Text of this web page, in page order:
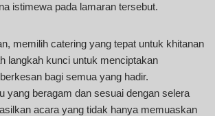
istimewa pada lamaran tersebut.
memilih catering yang tepat untuk khitanan
langkah kunci untuk menciptakan
bagi semua yang hadir.
yang beragam dan sesuai dengan selera
acara yang tidak hanya memuaskan